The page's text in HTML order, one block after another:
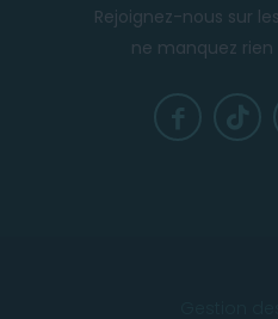
Rejoignez-nous sur
ne manquez rien